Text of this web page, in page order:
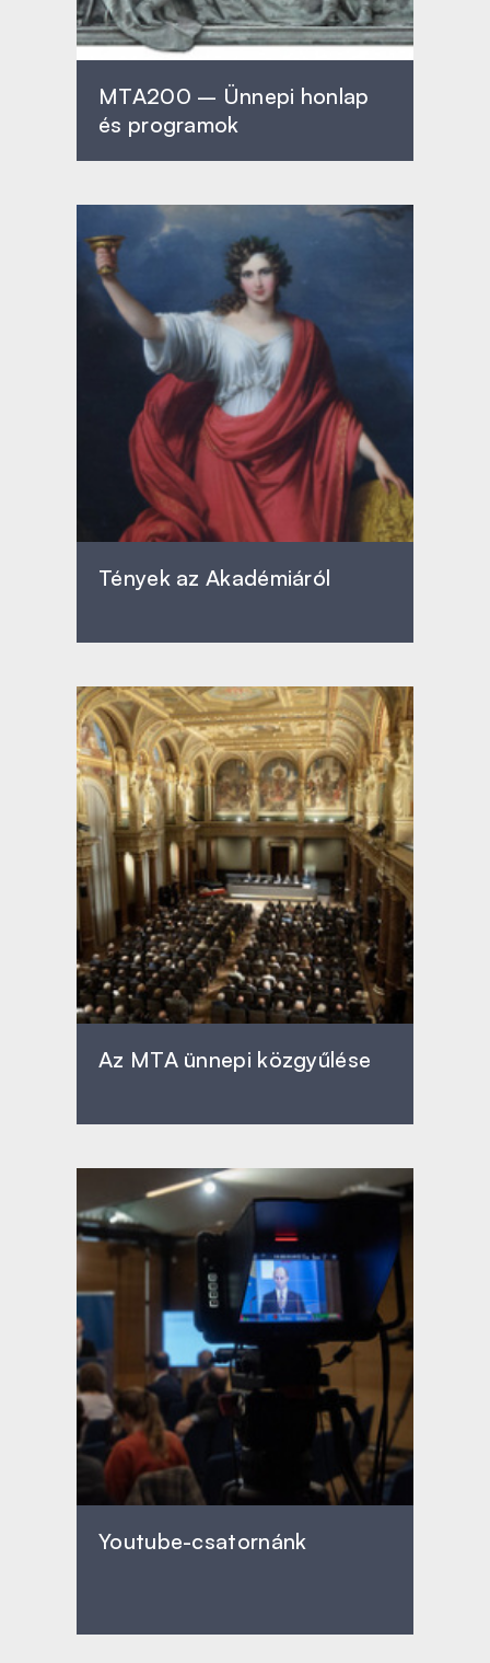
MTA200 – Ünnepi honlap
és programok
Tények az Akadémiáról
Az MTA ünnepi közgyűlése
Youtube-csatornánk